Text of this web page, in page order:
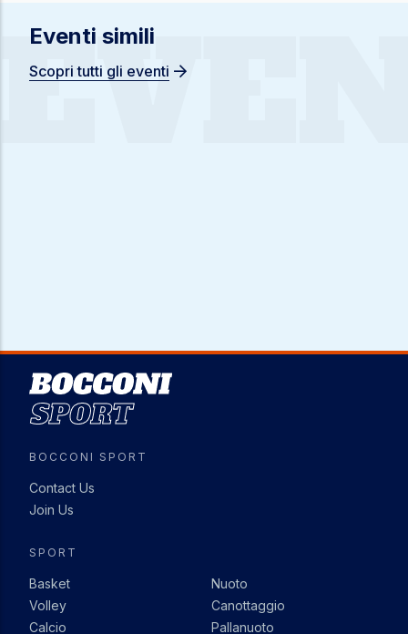
Eventi simili
Scopri tutti gli eventi
Image
BOCCONI SPORT
Contact Us
Join Us
SPORT
Basket
Volley
Calcio
Nuoto
Canottaggio
Pallanuoto